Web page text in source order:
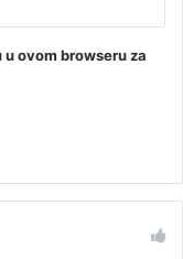
ovom browseru za